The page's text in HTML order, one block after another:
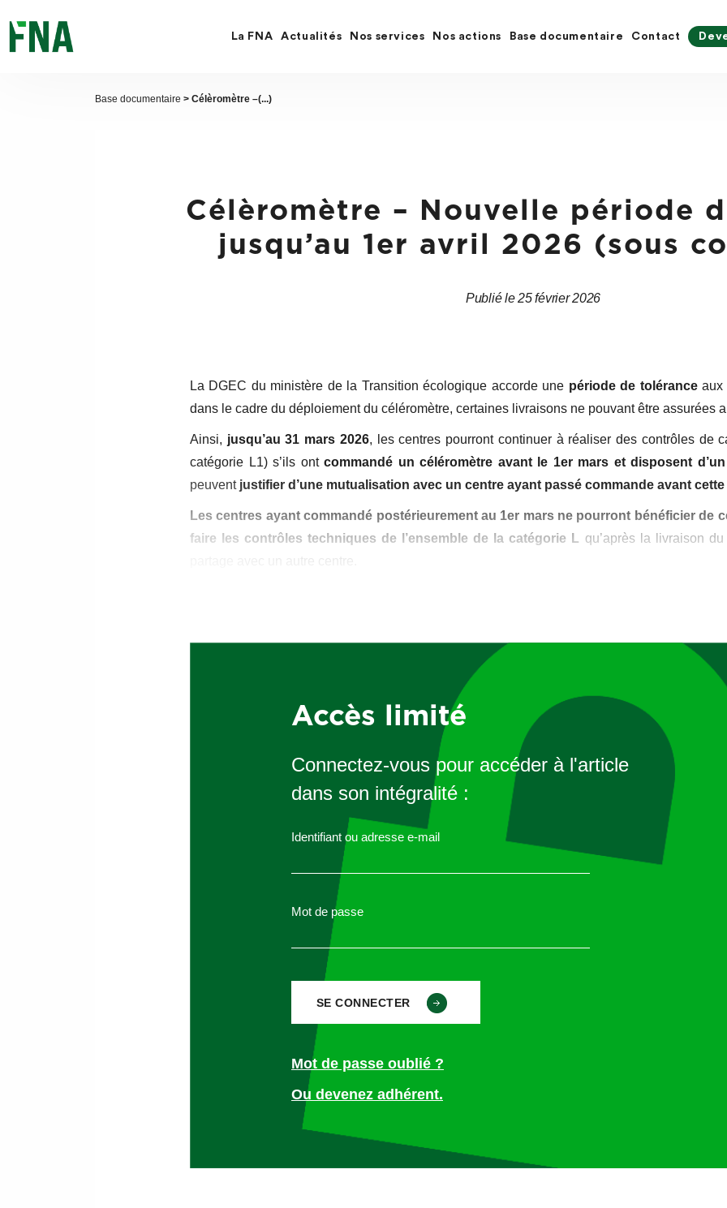
recherche
La FNA Actualités Nos services Nos actions Base documentaire Contact
Base documentaire > Célèromètre –(...)
Célèromètre – Nouvelle période
jusqu’au 1er avril 2026 (sous
Date
Publié le 25 février 2026
La DGEC du ministère de la Transition écologique accorde une période de toléranceaux
dans le cadre du déploiement du céléromètre, certaines livraisons ne pouvant être assurées
Ainsi, jusqu’au 31 mars 2026, les centres pourront continuer à réaliser des contrôles de
catégorie L1) s’ils ont commandé un céléromètre avant le 1er mars et disposent
peuvent justifier d’une mutualisation avec un centre ayant passé commande avant cette
Les centres ayant commandé postérieurement au 1er mars ne pourront bénéficier de
faire les contrôles techniques de l’ensemble de la catégorie L qu’après la livraison
Accès limité
Connectez-vous pour accéder à l'article
dans son intégralité :
Identifiant ou adresse e-mail
Mot de passe
Mot de passe oublié ?
Ou devenez adhérent.